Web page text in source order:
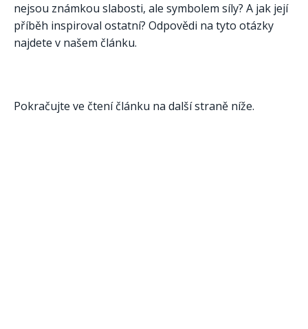
nejsou známkou slabosti, ale symbolem síly? A jak její
příběh inspiroval ostatní? Odpovědi na tyto otázky
najdete v našem článku.
Pokračujte ve čtení článku na další straně níže.